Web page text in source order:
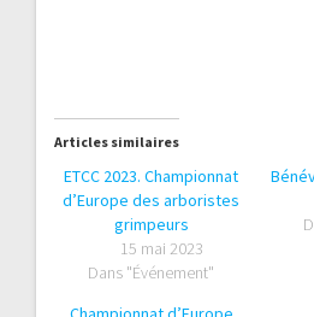
Articles similaires
ETCC 2023. Championnat
d’Europe des arboristes
grimpeurs
15 mai 2023
Dans "Événement"